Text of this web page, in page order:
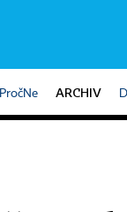
PročNe ARCHIV